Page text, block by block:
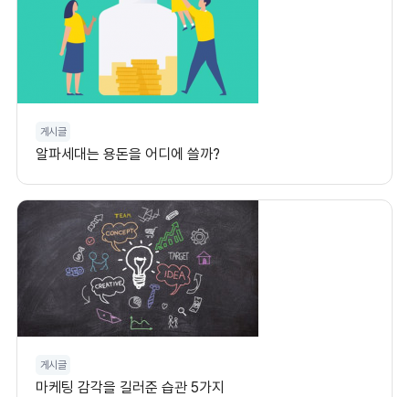
게시글
알파세대는 용돈을 어디에 쓸까?
게시글
마케팅 감각을 길러준 습관 5가지